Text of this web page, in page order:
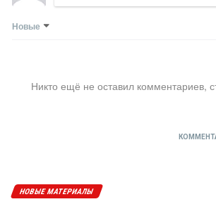
Новые
Никто ещё не оставил комментариев,
НОВЫЕ МАТЕРИАЛЫ